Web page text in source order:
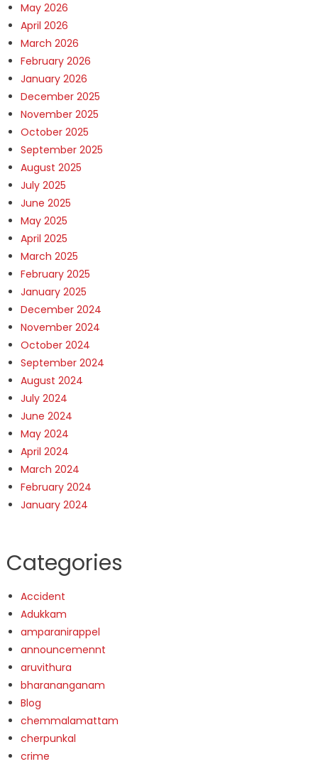
May 2026
April 2026
March 2026
February 2026
January 2026
December 2025
November 2025
October 2025
September 2025
August 2025
July 2025
June 2025
May 2025
April 2025
March 2025
February 2025
January 2025
December 2024
November 2024
October 2024
September 2024
August 2024
July 2024
June 2024
May 2024
April 2024
March 2024
February 2024
January 2024
Categories
Accident
Adukkam
amparanirappel
announcemennt
aruvithura
bharananganam
Blog
chemmalamattam
cherpunkal
crime